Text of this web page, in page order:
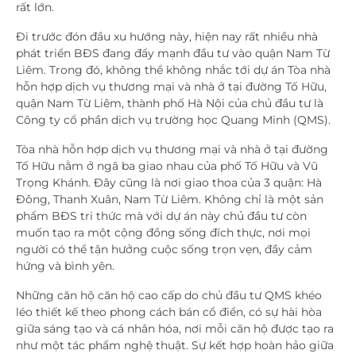
rất lớn.
Đi trước đón đầu xu hướng này, hiện nay rất nhiều nhà
phát triển BĐS đang đẩy mạnh đầu tư vào quận Nam Từ
Liêm. Trong đó, không thể không nhắc tới dự án Tòa nhà
hỗn hợp dịch vụ thương mại và nhà ở tại đường Tố Hữu,
quận Nam Từ Liêm, thành phố Hà Nội của chủ đầu tư là
Công ty cổ phần dịch vụ trường học Quang Minh (QMS).
Tòa nhà hỗn hợp dịch vụ thương mại và nhà ở tại đường
Tố Hữu nằm ở ngã ba giao nhau của phố Tố Hữu và Vũ
Trọng Khánh. Đây cũng là nơi giao thoa của 3 quận: Hà
Đông, Thanh Xuân, Nam Từ Liêm. Không chỉ là một sản
phẩm BĐS tri thức mà với dự án này chủ đầu tư còn
muốn tạo ra một cộng đồng sống đích thực, nơi mọi
người có thể tận hưởng cuộc sống trọn vẹn, đầy cảm
hứng và bình yên.
Những căn hộ căn hộ cao cấp do chủ đầu tư QMS khéo
léo thiết kế theo phong cách bán cổ điển, có sự hài hòa
giữa sáng tạo và cá nhân hóa, nơi mỗi căn hộ được tạo ra
như một tác phẩm nghệ thuật. Sự kết hợp hoàn hảo giữa